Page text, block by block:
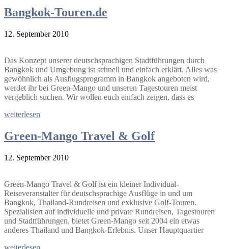
Bangkok-Touren.de
12. September 2010
Das Konzept unserer deutschsprachigen Stadtführungen durch
Bangkok und Umgebung ist schnell und einfach erklärt. Alles was
gewöhnlich als Ausflugsprogramm in Bangkok angeboten wird,
werdet ihr bei Green-Mango und unseren Tagestouren meist
vergeblich suchen. Wir wollen euch einfach zeigen, dass es
weiterlesen
Green-Mango Travel & Golf
12. September 2010
Green-Mango Travel & Golf ist ein kleiner Individual-
Reiseveranstalter für deutschsprachige Ausflüge in und um
Bangkok, Thailand-Rundreisen und exklusive Golf-Touren.
Spezialisiert auf individuelle und private Rundreisen, Tagestouren
und Stadtführungen, bietet Green-Mango seit 2004 ein etwas
anderes Thailand und Bangkok-Erlebnis. Unser Hauptquartier
weiterlesen